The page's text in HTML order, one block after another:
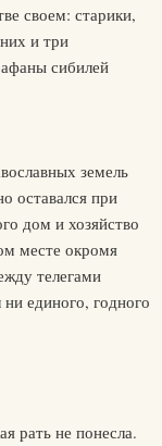
своем: старики,
и три
сибилей
земель
оставался при
дом и хозяйство
месте окромя
телегами
единого, годного
рать не понесла.